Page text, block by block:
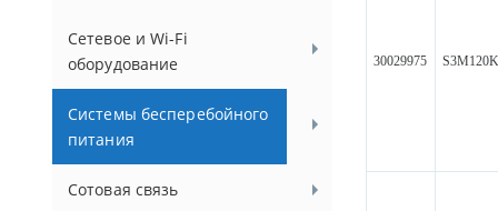
Сетевое и Wi-Fi
оборудование
Системы бесперебойного
питания
Сотовая связь
30029975